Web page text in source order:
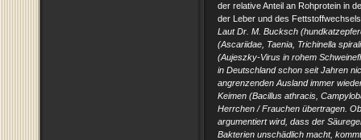
der relative Anteil an Rohprotein in
der Leber und des
Laut Dr. M. Bucksch
(Ascariidae, Taenia, Trichinella
(Aujeszky-Virus in rohem
in Deutschland schon seit Jahren
angrenzenden Ausland immer
Keimen (Bacillus athracis,
Herrchen / Frauchen übertragen.
argumentiert wird, dass der
Bakterien unschädlich macht,